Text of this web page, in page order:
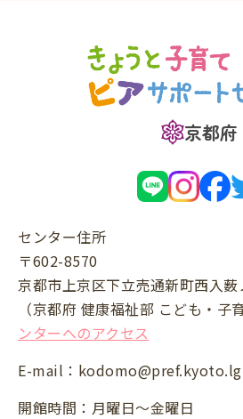
京都府
センター住所
〒602-8570
京都市上京区下立売通新町西入薮
（京都府 健康福祉部 こども・子
ンターへのアクセス
E-mail：
開館時間：月曜日～金曜日